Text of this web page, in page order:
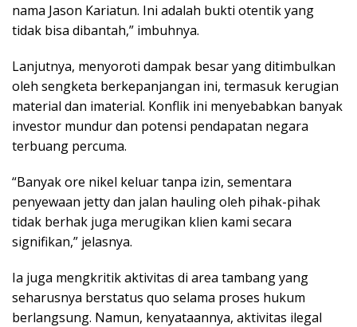
nama Jason Kariatun. Ini adalah bukti otentik yang
tidak bisa dibantah,” imbuhnya.
Lanjutnya, menyoroti dampak besar yang ditimbulkan
oleh sengketa berkepanjangan ini, termasuk kerugian
material dan imaterial. Konflik ini menyebabkan banyak
investor mundur dan potensi pendapatan negara
terbuang percuma.
“Banyak ore nikel keluar tanpa izin, sementara
penyewaan jetty dan jalan hauling oleh pihak-pihak
tidak berhak juga merugikan klien kami secara
signifikan,” jelasnya.
Ia juga mengkritik aktivitas di area tambang yang
seharusnya berstatus quo selama proses hukum
berlangsung. Namun, kenyataannya, aktivitas ilegal